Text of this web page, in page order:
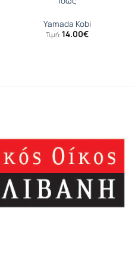
Yamada Kobi
Τιμή: 14.00€